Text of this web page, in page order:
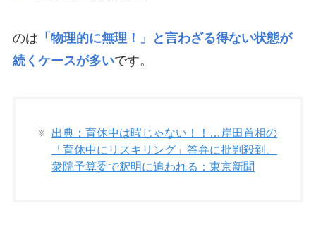
のは 「物理的に無理！」と言わざる得ない状態が
続くケースが多いです。
出典：育休中は暇じゃない！！…岸田首相の
「育休中にリスキリング」答弁に批判殺到、
衆院予算委で釈明に追われる：東京新聞